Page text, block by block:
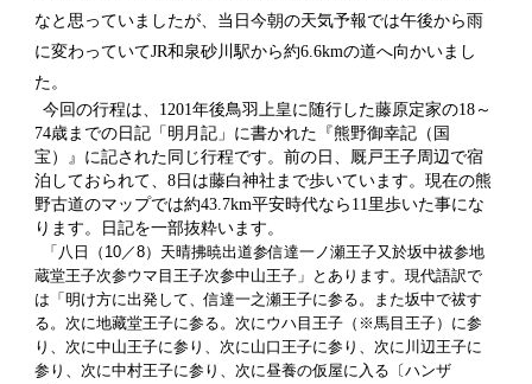
なと思っていましたが、当日今朝の天気予報では午後から雨
に変わっていてJR和泉砂川駅から約6.6kmの道へ向かいまし
た。
今回の行程は、1201年後鳥羽上皇に随行した藤原定家の18～
74歳までの日記「明月記」に書かれた『熊野御幸記（国
宝）』に記された同じ行程です。前の日、厩戸王子周辺で宿
泊しておられて、8日は藤白神社まで歩いています。現在の熊
野古道のマップでは約43.7km平安時代なら11里歩いた事にな
ります。日記を一部抜粋います。
「八日（10／8）天晴拂暁出道参信達一ノ瀬王子又於坂中祓参地
蔵堂王子次参ウマ目王子次参中山王子」とあります。現代語訳で
は「明け方に出発して、信達一之瀬王子に参る。また坂中で祓す
る。次に地藏堂王子に参る。次にウハ目王子（※馬目王子）に参
り、次に中山王子に参り、次に山口王子に参り、次に川辺王子に
参り、次に中村王子に参り、次に昼養の仮屋に入る〔ハンザ